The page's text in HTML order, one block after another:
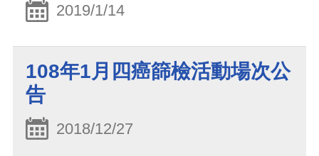
2019/1/14
108年1月四癌篩檢活動場次公
告
2018/12/27